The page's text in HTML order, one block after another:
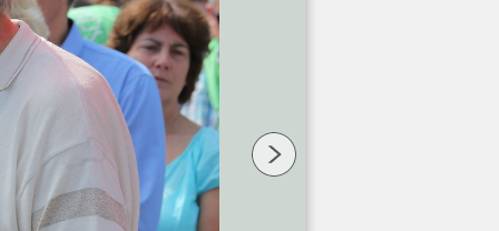
Bild